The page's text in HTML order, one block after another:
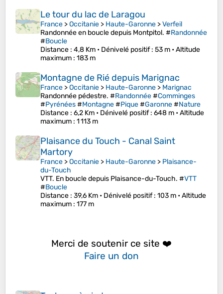
Le tour du lac de Laragou
France >Occitanie > Haute-Garonne >Verfeil
Randonnée en boucle depuis Montpitol. #Randonnée
#Boucle
Distance : 4,8 Km • Dénivelé positif: 53 m •Altitude
maximum : 183 m
Montagne de Rié depuis Marignac
France >Occitanie > Haute-Garonne > Marignac
Randonnée pédestre. #Randonnée#Comminges
#Pyrénées#Montagne#Pique#Garonne#Nature
Distance : 6,2 Km • Dénivelé positif: 648 m •Altitude
maximum : 1 113 m
Plaisance du Touch - Canal Saint
Martory
France >Occitanie > Haute-Garonne > Plaisance-
du-Touch
VTT. En boucle depuis Plaisance-du-Touch. #VTT
#Boucle
Distance : 39,6 Km • Dénivelé positif: 103 m •Altitude
maximum : 177 m
Merci de soutenir ce site ❤️
Faire un don